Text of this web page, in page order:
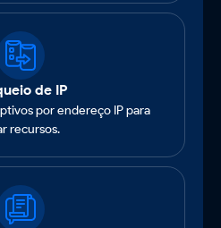
de IP
por endereço IP para
recursos.